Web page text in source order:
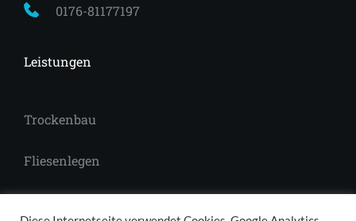
0176-81177197
Leistungen
Trockenbau
Fliesenlegen